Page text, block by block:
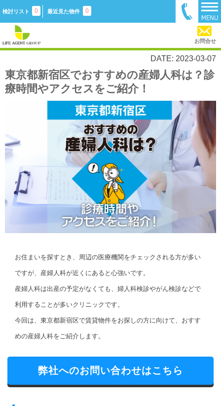
検討リスト 0 最近見た物件 0
お問合せ
DATE: 2023-03-07
東京都新宿区でおすすめの産婦人科は？診
療時間やアクセスをご紹介！
お住まいを探すとき、周辺の医療機関をチェックされる方が多い
ですが、産婦人科が近くにあると心強いです。
産婦人科は出産の予定がなくても、婦人科検診やがん検診などで
利用することが多いクリニックです。
今回は、東京都新宿区で賃貸物件をお探しの方に向けて、おすす
めの産婦人科をご紹介します。
弊社へのお問い合わせはこちら